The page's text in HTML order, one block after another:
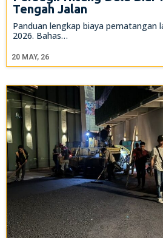
Tengah Jalan
20 MAY, 26
Panduan lengkap biaya pematangan
2026. Bahas…